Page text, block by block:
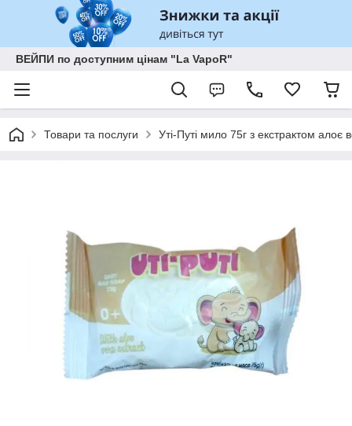
ВЕЙПИ по доступним цінам "La VapoR"
Товари та послуги Уті-Путі мило 75г з екстрактом